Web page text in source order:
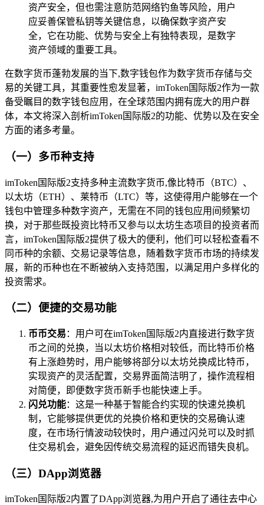
资产安全，但也需注意防范网络钓鱼等风险，用户
应妥善保管私钥等关键信息，以确保数字资产安
全，它在功能、优势与安全上有独特表现，是数字
资产领域的重要工具。
在数字货币蓬勃发展的当下,数字钱包作为数字货币存储与交
易的关键工具，其重要性愈发显著，imToken国际版2作为一款
备受瞩目的数字钱包应用，在全球范围内拥有庞大的用户群
体，本文将深入剖析imToken国际版2的功能、优势以及在安全
方面的诸多考量。
（一）多币种支持
imToken国际版2支持多种主流数字货币,像比特币（BTC）、
以太坊（ETH）、莱特币（LTC）等，这使得用户能够在一个
钱包中管理多种数字资产，无需在不同的钱包应用间频繁切
换，对于那些既投资比特币又参与以太坊生态项目的投资者而
言，imToken国际版2提供了极大的便利，他们可以轻松查看不
同币种的余额、交易记录等信息，随着数字货币市场的持续发
展，新的币种也在不断被纳入支持范围，以满足用户多样化的
投资需求。
（二）便捷的交易功能
币币交易 ：用户可在imToken国际版2内直接进行数字货
币之间的兑换，当以太坊价格相对较低，而比特币价格
有上涨趋势时，用户能够将部分以太坊兑换成比特币，
实现资产的灵活配置，交易界面简洁明了，操作流程相
对简便，即便数字货币新手也能快速上手。
闪兑功能：这是一种基于智能合约实现的快速兑换机
制，它能够提供更优的兑换价格和更快的交易确认速
度，在市场行情波动较快时，用户通过闪兑可以及时抓
住交易机会，避免因传统交易流程的延迟而错失良机。
（三）DApp浏览器
imToken国际版2内置了DApp浏览器,为用户开启了通往去中心